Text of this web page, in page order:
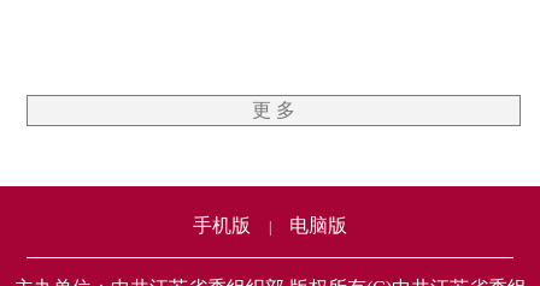
更 多
手机版 电脑版